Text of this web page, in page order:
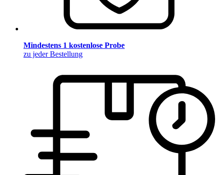
Mindestens 1 kostenlose Probe
zu jeder Bestellung